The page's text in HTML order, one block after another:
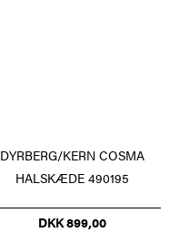
DYRBERG/KERN COSMA
HALSKÆDE 490195
DKK 899,00